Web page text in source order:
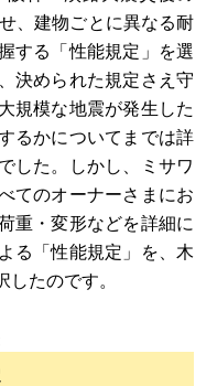
検討の方
例、注目の最新情報など、住
ンジです。
理想の住まいを叶えるリフォ
インし、持続可能な未来志向
工事ご契約者さまとミサワホ
お得・便利・安心なコンテン
せなど配信しています。
、建物ごとに異なる耐
する「性能規定」を選
決められた規定さえ守
規模な地震が発生した
るかについてまでは詳
した。しかし、ミサワ
てのオーナーさまにお
重・変形などを詳細に
る「性能規定」を、木
たのです。